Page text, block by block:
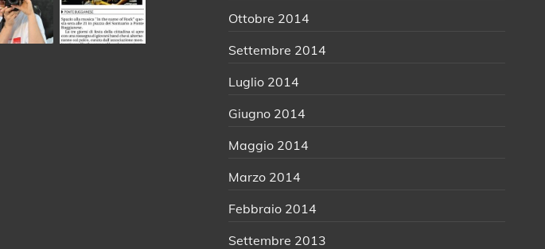
Ottobre 2014
Settembre 2014
Luglio 2014
Giugno 2014
Maggio 2014
Marzo 2014
Febbraio 2014
Settembre 2013